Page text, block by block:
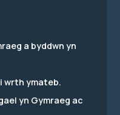
a byddwn yn
wrth ymateb.
yn Gymraeg ac